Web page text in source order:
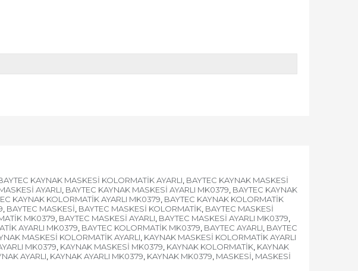
KAYNAK MASKESİ KOLORMATİK AYARLI, BAYTEC KAYNAK MASKESİ
AYARLI, BAYTEC KAYNAK MASKESİ AYARLI MK0379, BAYTEC KAYNAK
KAYNAK KOLORMATİK AYARLI MK0379, BAYTEC KAYNAK KOLORMATİK
, BAYTEC MASKESİ, BAYTEC MASKESİ KOLORMATİK, BAYTEC MASKESİ
MK0379, BAYTEC MASKESİ AYARLI, BAYTEC MASKESİ AYARLI MK0379,
AYARLI MK0379, BAYTEC KOLORMATİK MK0379, BAYTEC AYARLI, BAYTEC
MASKESİ KOLORMATİK AYARLI, KAYNAK MASKESİ KOLORMATİK AYARLI
MK0379, KAYNAK MASKESİ MK0379, KAYNAK KOLORMATİK, KAYNAK
AYARLI, KAYNAK AYARLI MK0379, KAYNAK MK0379, MASKESİ, MASKESİ